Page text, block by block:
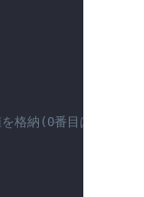
格納(0番目は空にする)